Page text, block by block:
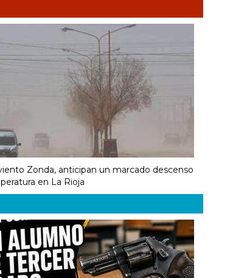
Zonda, anticipan un marcado descenso
en La Rioja